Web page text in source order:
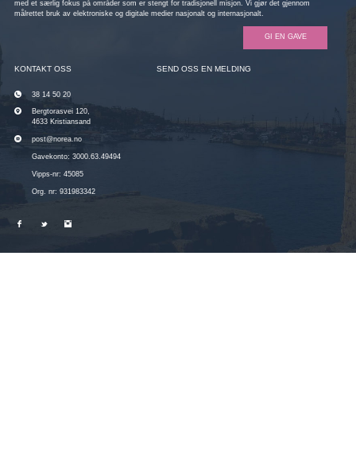
med et særlig fokus på områder som er stengt for tradisjonell misjon. Vi gjør det gjennom
målrettet bruk av elektroniske og digitale medier nasjonalt og internasjonalt.
GI EN GAVE
KONTAKT OSS
38 14 50 20
Bergtorasvei 120,
4633 Kristiansand
post@norea.no
Gavekonto: 3000.63.49494
Vipps-nr: 45085
Org. nr: 931983342
SEND OSS EN MELDING